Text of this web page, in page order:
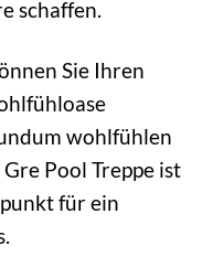
schaffen.
Sie Ihren
wohlfühlen
Pool Treppe ist
für ein